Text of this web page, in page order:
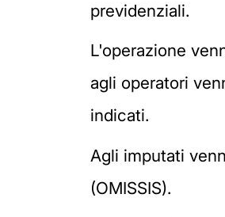
previdenziali.
L'operazione
agli operatori
indicati.
Agli imputati
(OMISSIS).